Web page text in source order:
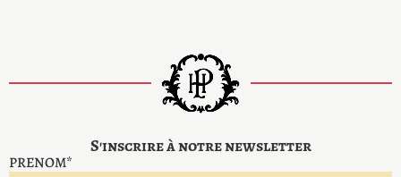
S'inscrire à notre newsletter
PRENOM*